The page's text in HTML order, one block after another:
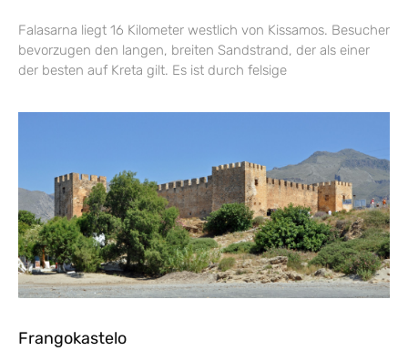
Falasarna liegt 16 Kilometer westlich von Kissamos. Besucher
bevorzugen den langen, breiten Sandstrand, der als einer
der besten auf Kreta gilt. Es ist durch felsige
Frangokastelo